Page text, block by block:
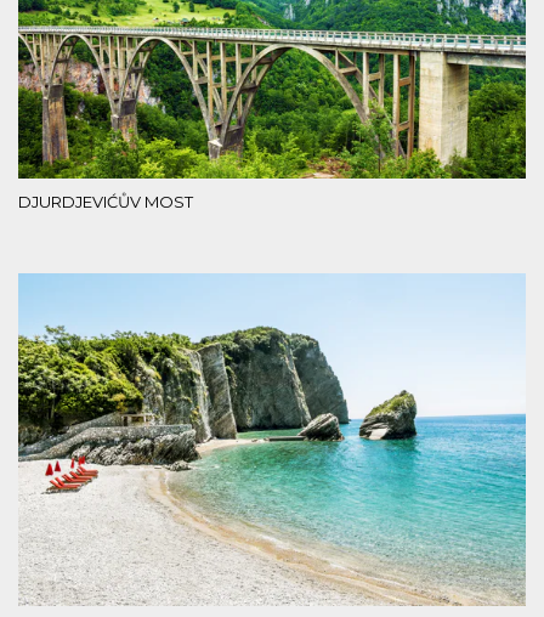
DJURDJEVIĆŮV MOST